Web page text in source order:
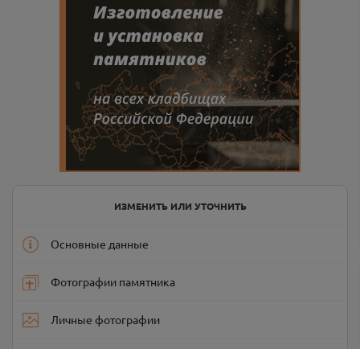
ИЗМЕНИТЬ ИЛИ УТОЧНИТЬ
Основные данные
Фотографии памятника
Личные фотографии